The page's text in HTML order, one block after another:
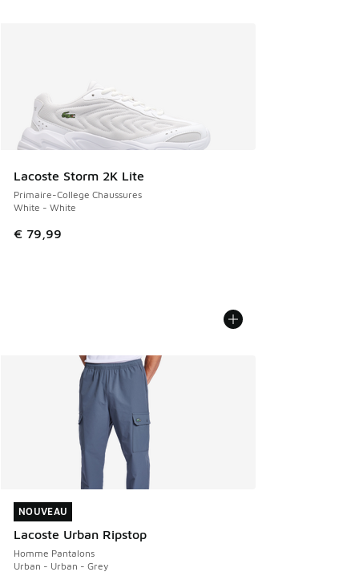
Lacoste Storm 2K Lite
Primaire-College Chaussures
White - White
€ 79,99
NOUVEAU
Lacoste Urban Ripstop
Homme Pantalons
Urban - Urban - Grey
NOUVEAU